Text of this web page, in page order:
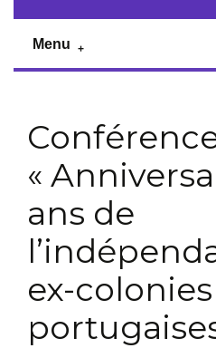
Menu
«
ans de
ex-colonies